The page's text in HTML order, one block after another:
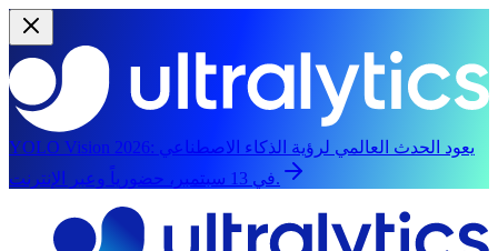
YOLO Vision 2026: يعود الحدث العالمي لرؤية الذكاء الاصطناعي
في 13 سبتمبر، حضورياً وعبر الإنترنت.